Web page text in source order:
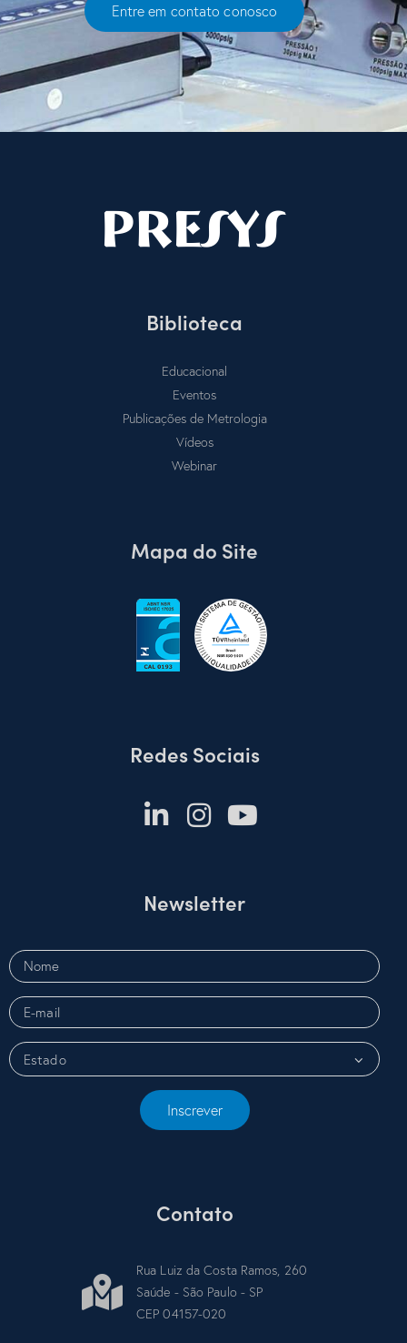
Entre em contato conosco
Biblioteca
Educacional
Eventos
Publicações de Metrologia
Vídeos
Webinar
Mapa do Site
Redes Sociais
Newsletter
Inscrever
Contato
Rua Luiz da Costa Ramos, 260
Saúde - São Paulo - SP
CEP 04157-020